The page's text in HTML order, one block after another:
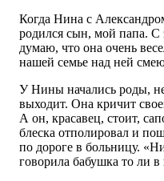
Когда Нина с
родился сын, мой папа. С
думаю, что она очень
нашей семье над ней
У Нины начались роды,
выходит. Она кричит
А он, красавец, стоит,
блеска отполировал и
по дороге в больницу.
говорила бабушка то ли в